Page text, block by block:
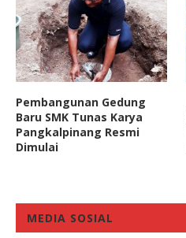
Pembangunan Gedung
Baru SMK Tunas Karya
Pangkalpinang Resmi
Dimulai
MEDIA SOSIAL